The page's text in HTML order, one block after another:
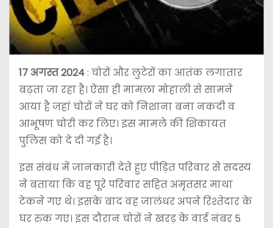
17 अगस्त 2024: चोरों और लुटेरों का आतंक लगातार
बढ़ता जा रहा है। ऐसा ही मामला मोहाली से सामने
आया है जहां चोरों ने घर को निशाना बना नकदी व
आभूषण चोरी कर लिए। इस मामले की शिकायत
पुलिस को दे दी गई है।
इस संबंध में जानकारी देते हुए पीड़ित परिवार से सदस्य
ने बताया कि वह पूरे परिवार सहित अमृतसर माथा
टेकने गए थे। इसके बाद वह जालंधर अपने रिश्तेदार के
घर रुक गए। इस दौरान चोरों ने खरड़ के वार्ड नंबर 5